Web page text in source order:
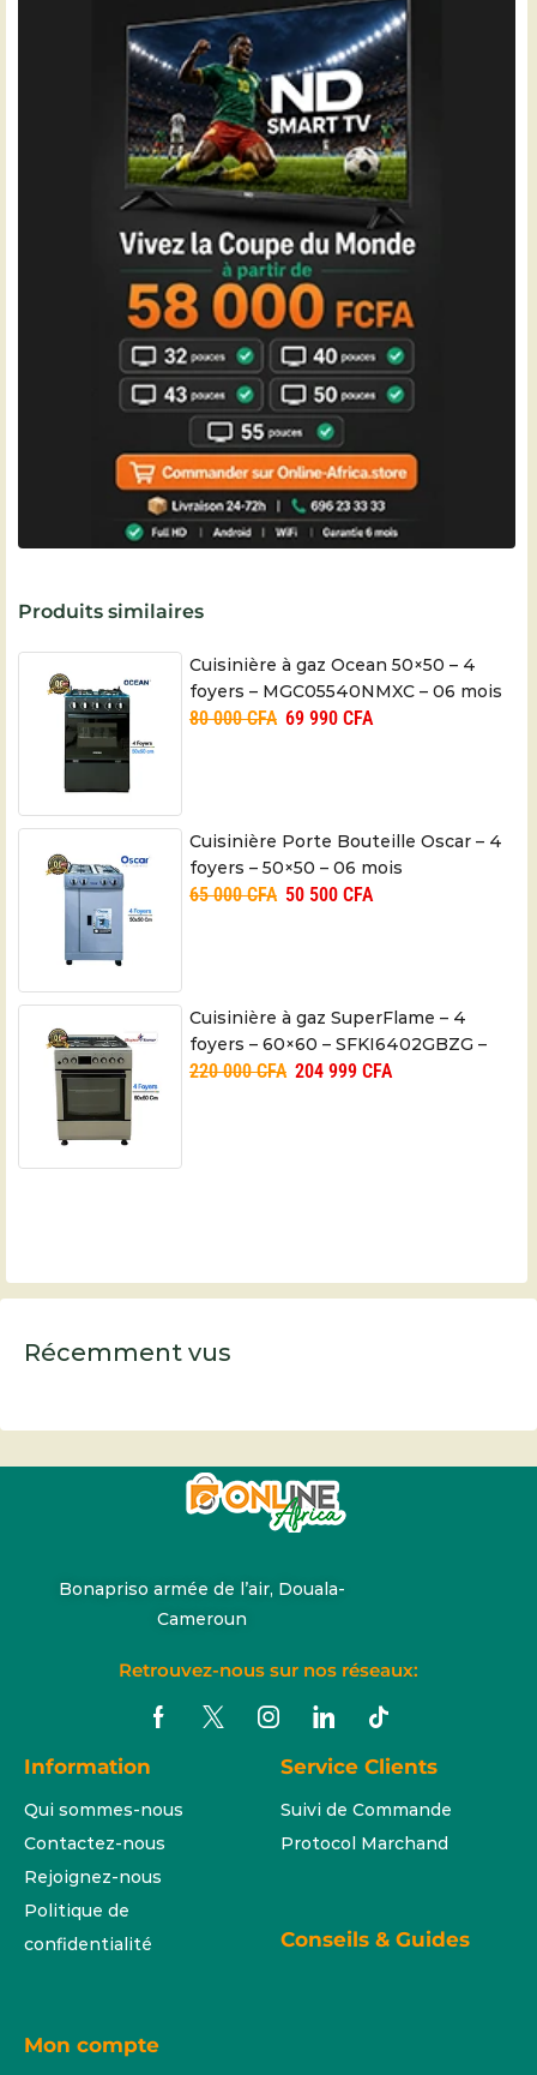
Produits similaires
Cuisinière à gaz Ocean 50×50 – 4
foyers – MGC05540NMXC – 06 mois
80 000CFA 69 990 CFA
Cuisinière Porte Bouteille Oscar – 4
foyers – 50×50 – 06 mois
65 000CFA 50 500 CFA
Cuisinière à gaz SuperFlame – 4
foyers – 60×60 – SFKI6402GBZG –
06 mois
220 000CFA 204 999 CFA
Récemment vus
Bonapriso armée de l’air, Douala-
Cameroun
Retrouvez-nous sur nos réseaux:
Information
Qui sommes-nous
Contactez-nous
Rejoignez-nous
Politique de
confidentialité
Service Clients
Suivi de Commande
Protocol Marchand
Conseils & Guides
Mon compte